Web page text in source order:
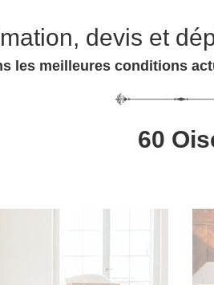
devis et
les meilleures conditions
60